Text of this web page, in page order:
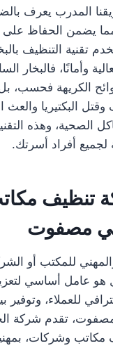
المدرب يعرف
مما يضمن الحفاظ
تقنية التنظيف
وأمانًا، فالبخار
الكريهة فحسب،
وقتل البكتيريا
الصحية، وهذه
لجميع أفراد أسرتك.
تنظيف
مصفوت
للمكتب أو
عامل أساسي لتعزيز
للعملاء،
تقدم شركة
وشركات،